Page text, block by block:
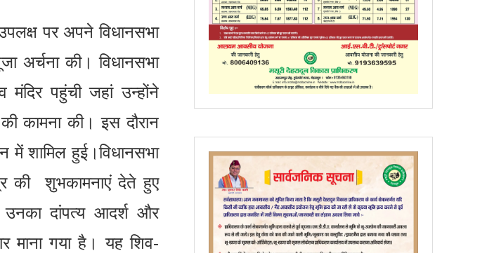
पर अपने विधानसभा
अर्चना की। विधानसभा
पहुंची जहां उन्होंने
कामना की। इस दौरान
में शामिल हुई।विधानसभा
की शुभकामनाएं देते हुए
उनका दांपत्य आदर्श और
माना गया है। यह शिव-